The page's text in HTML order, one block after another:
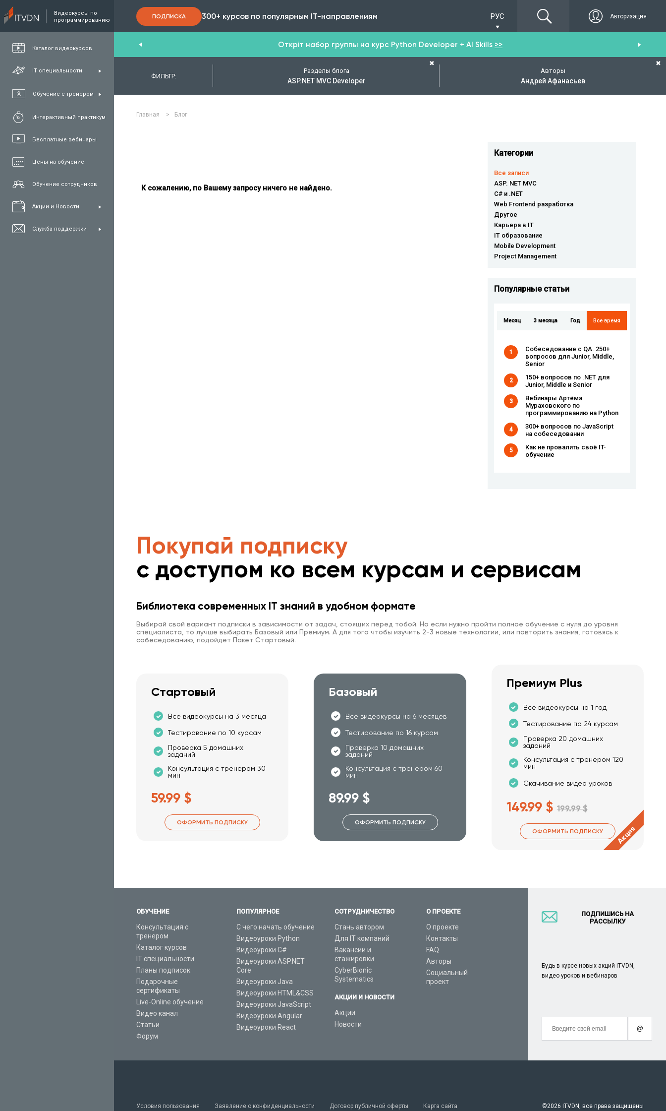
Видеокурсы по
программированию
Каталог видеокурсов
IT специальности
Обучение с тренером
Интерактивный практикум
Бесплатные вебинары
Цены на обучение
Обучение сотрудников
Акции и Новости
Служба поддержки
ПОДПИСКА 300+ курсов по популярным IT-направлениям РУС Авторизация
,FullStack Откріт набор группы на курс Python Developer + AI Skills >>
ФИЛЬТР:
Разделы блога
ASP.NET MVC Developer
✖
Авторы
Андрей Афанасьев
✖
Главная > Блог
К сожалению, по Вашему запросу ничего не найдено.
Категории
Все записи
ASP. NET MVC
C# и .NET
Web Frontend разработка
Другое
Карьера в IT
IT образование
Mobile Development
Project Management
Популярные cтатьи
Месяц 3 месяца Год Все время
1
Собеседование с QA. 250+
вопросов для Junior, Middle,
Senior
2
150+ вопросов по .NET для
Junior, Middle и Senior
3
Вебинары Артёма
Мураховского по
программированию на Python
4
300+ вопросов по JavaScript
на собеседовании
5
Как не провалить своё IT-
обучение
Покупай подписку
с доступом ко всем курсам и сервисам
Библиотека современных IT знаний в удобном формате
Выбирай свой вариант подписки в зависимости от задач, стоящих перед тобой. Но если нужно пройти полное обучение с нуля до уровня
специалиста, то лучше выбирать Базовый или Премиум. А для того чтобы изучить 2-3 новые технологии, или повторить знания, готовясь к
собеседованию, подойдет Пакет Стартовый.
Стартовый
Все видеокурсы на 3 месяца
Тестирование по 10 курсам
Проверка 5 домашних
заданий
Консультация с тренером 30
мин
59.99 $
ОФОРМИТЬ ПОДПИСКУ
Базовый
Все видеокурсы на 6 месяцев
Тестирование по 16 курсам
Проверка 10 домашних
заданий
Консультация с тренером 60
мин
89.99 $
ОФОРМИТЬ ПОДПИСКУ
Премиум Plus
Все видеокурсы на 1 год
Тестирование по 24 курсам
Проверка 20 домашних
заданий
Консультация с тренером 120
мин
Скачивание видео уроков
149.99 $ 199.99 $
ОФОРМИТЬ ПОДПИСКУ Акция
ОБУЧЕНИЕ
Консультация с
тренером
Каталог курсов
IT специальности
Планы подписок
Подарочные
сертификаты
Live-Online обучение
Видео канал
Статьи
Форум
ПОПУЛЯРНОЕ
С чего начать обучение
Видеоуроки Python
Видеоуроки C#
Видеоуроки ASP.NET
Core
Видеоуроки Java
Видеоуроки HTML&CSS
Видеоуроки JavaScript
Видеоуроки Angular
Видеоуроки React
СОТРУДНИЧЕСТВО
Стань автором
Для IT компаний
Вакансии и
стажировки
CyberBionic
Systematics
АКЦИИ И НОВОСТИ
Акции
Новости
О ПРОЕКТЕ
О проекте
Контакты
FAQ
Авторы
Социальный
проект
ПОДПИШИСЬ НА
РАССЫЛКУ
Будь в курсе новых акций ITVDN,
видео уроков и вебинаров
@
Условия пользования Заявление о конфиденциальности Договор публичной оферты Карта сайта ©2026 ITVDN, все права защищены